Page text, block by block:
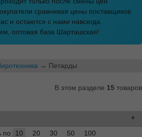
сравнивая цены поставщиков
и остаются с нами навсегда.
оптовая база Шарташская!
→ Петарды
В этом разделе 15 товаров
по
10 20 30 50 100